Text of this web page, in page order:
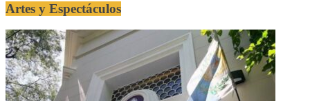
Artes y Espectáculos